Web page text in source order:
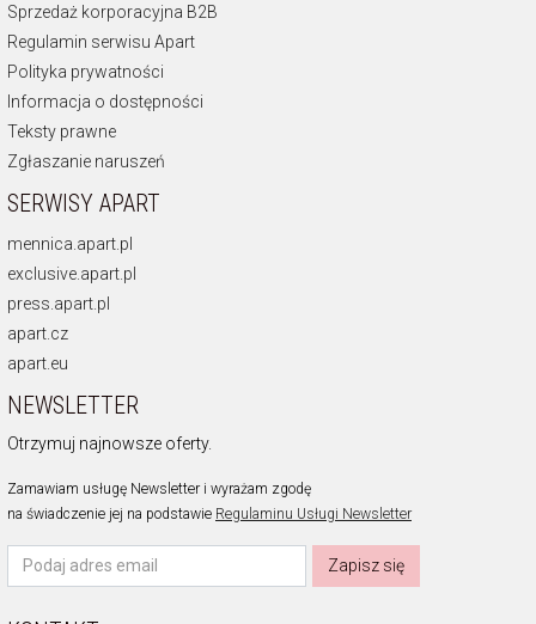
Sprzedaż korporacyjna B2B
Regulamin serwisu Apart
Polityka prywatności
Informacja o dostępności
Teksty prawne
Zgłaszanie naruszeń
SERWISY APART
mennica.apart.pl
exclusive.apart.pl
press.apart.pl
apart.cz
apart.eu
NEWSLETTER
Otrzymuj najnowsze oferty.
Zamawiam usługę Newsletter i wyrażam zgodę
na świadczenie jej na podstawie Regulaminu Usługi Newsletter
Zapisz się